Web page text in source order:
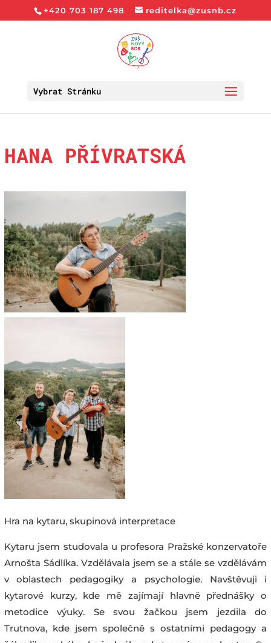
+420 703 187 498 reditelka@zusnb.cz
Vybrat Stránku
HANA PŘÍVRATSKÁ
Hra na kytaru, skupinová interpretace
Kytaru jsem studovala u profesora Pražské konzervatoře
Arnošta Sádlíka. Vzdělávala jsem se a stále se vzdělávám
v oblastech pedagogiky a psychologie. Navštěvuji i
kytarové kurzy, kde mě zajímají hlavně přednášky o
metodice výuky. Se svou žačkou jsem jezdila do
Trutnova, kde jsem společně s ostatními pedagogy a